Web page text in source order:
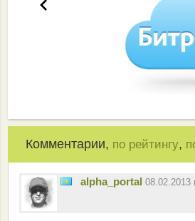
Комментарии, по рейтингу,
alpha_portal